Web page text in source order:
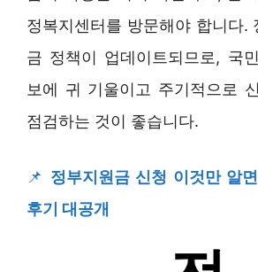
정복지센터를 방문해야 합니다.
금 정책이 업데이트되므로, 국
보에 귀 기울이고 주기적으로
점검하는 것이 좋습니다.
📌 정부지원금 신청 이것만 알
후기 대공개